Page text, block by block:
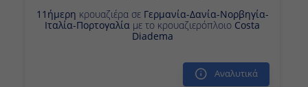
Ημέρα 14η
11ήμερη κρουαζιέρα σε Γερμανία-Δανία-Νορβηγία-
Ιταλία-Πορτογαλία με το κρουαζιερόπλοιο Costa
Diadema
Αναλυτικά